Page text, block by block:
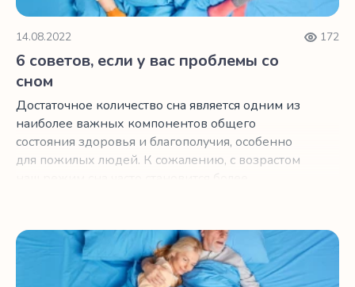
14.08.2022 172
6 советов, если у вас проблемы со
сном
Достаточное количество сна является одним из
наиболее важных компонентов общего
состояния здоровья и благополучия, особенно
для пожилых людей. К сожалению, с возрастом
Как использование дневника сна может помочь вам